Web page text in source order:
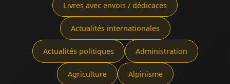
Livres avec envois / dédicaces
Actualités internationales
Actualités politiques Administration
Agriculture Alpinisme